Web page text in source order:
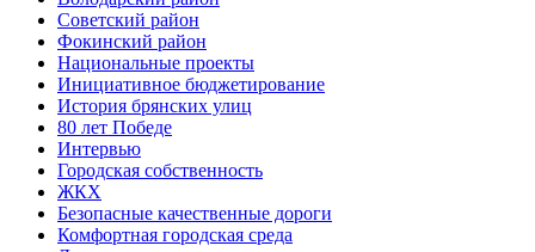
Советский район
Фокинский район
Национальные проекты
Инициативное бюджетирование
История брянских улиц
80 лет Победе
Интервью
Городская собственность
ЖКХ
Безопасные качественные дороги
Комфортная городская среда